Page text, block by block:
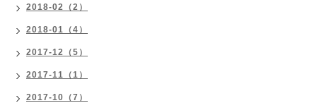
2018-02（2）
2018-01（4）
2017-12（5）
2017-11（1）
2017-10（7）